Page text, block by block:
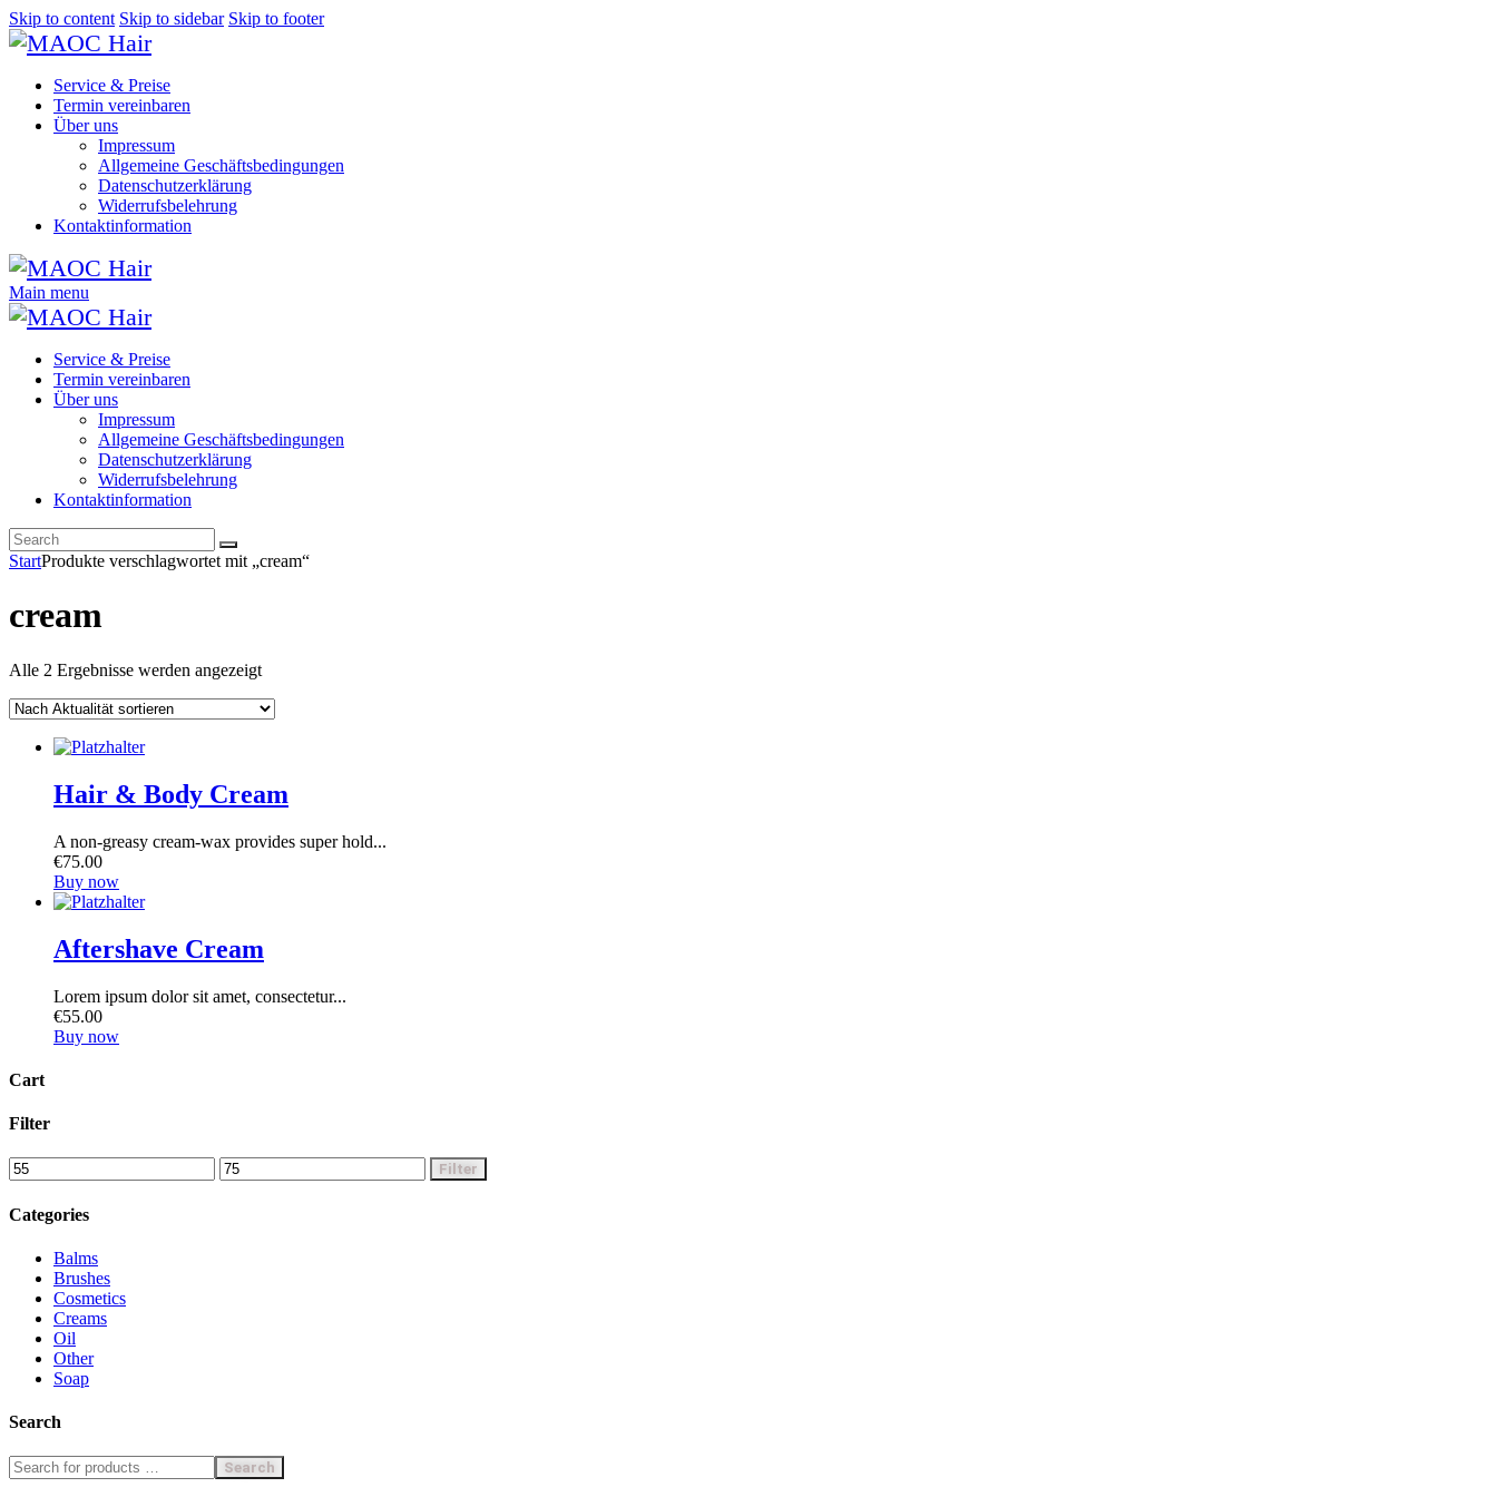
Skip to content Skip to sidebar Skip to footer
Service & Preise
Termin vereinbaren
Über uns
Impressum
Allgemeine Geschäftsbedingungen
Datenschutzerklärung
Widerrufsbelehrung
Kontaktinformation
Main menu
Service & Preise
Termin vereinbaren
Über uns
Impressum
Allgemeine Geschäftsbedingungen
Datenschutzerklärung
Widerrufsbelehrung
Kontaktinformation
StartProdukte verschlagwortet mit „cream“
cream
Alle 2 Ergebnisse werden angezeigtNach
sortiert
Hair & Body Cream
A non-greasy cream-wax provides super hold...
€75.00
Buy now
Aftershave Cream
Lorem ipsum dolor sit amet, consectetur...
€55.00
Buy now
Cart
Filter
Min.
Preis
Max.
Preis
Filter
Categories
Balms
Brushes
Cosmetics
Creams
Oil
Other
Soap
Search
Search